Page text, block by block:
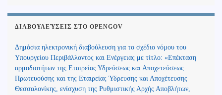
ΔΙΑΒΟΥΛΕΎΣΕΙΣ ΣΤΟ OPENGOV
Δημόσια ηλεκτρονική διαβούλευση για το σχέδιο νόμου του
Υπουργείου Περιβάλλοντος και Ενέργειας με τίτλο: «Επέκταση
αρμοδιοτήτων της Εταιρείας Υδρεύσεως και Αποχετεύσεως
Πρωτευούσης και της Εταιρείας Ύδρευσης και Αποχέτευσης
Θεσσαλονίκης, ενίσχυση της Ρυθμιστικής Αρχής Αποβλήτων,